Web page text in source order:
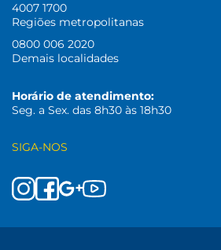
4007 1700
Regiões metropolitanas
0800 006 2020
Demais localidades
Horário de atendimento:
Seg. a Sex. das 8h30 às 18h30
SIGA-NOS